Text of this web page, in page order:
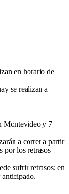
en horario de
se realizan a
Montevideo y 7
a correr a partir
por los retrasos
sufrir retrasos; en
anticipado.